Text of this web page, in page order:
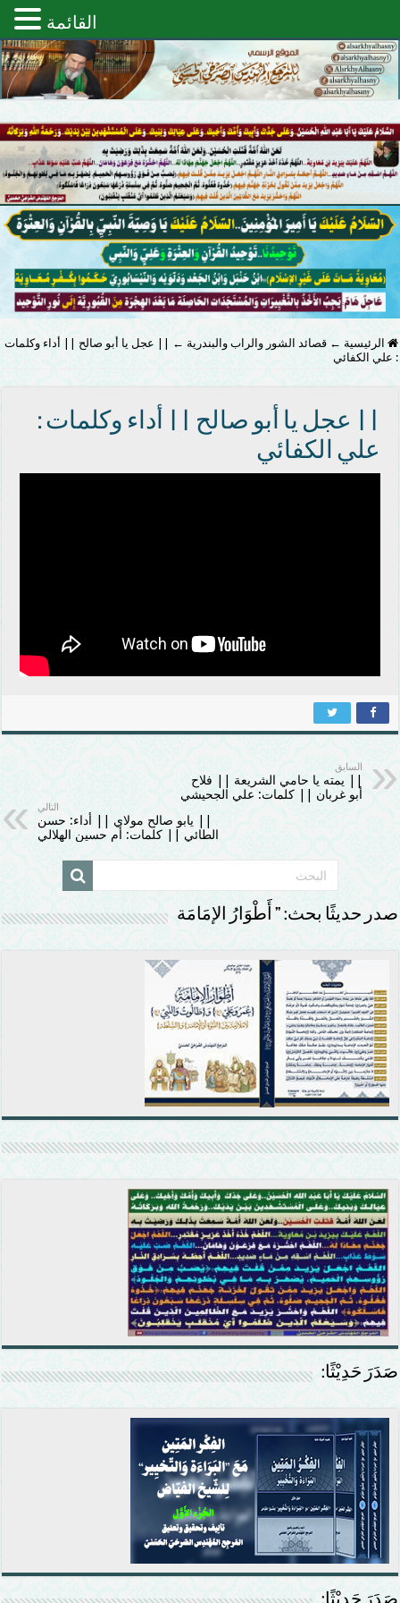
الرئيسية ← قصائد الشور والراب والبندرية ←
|| عجل يا أبو صالح || أداء وكلمات
: علي الكفائي
|| عجل يا أبو صالح || أداء وكلمات :
علي الكفائي
السابق
|| يمته يا حامي الشريعة || فلاح
أبو غربان || كلمات: علي الجحيشي
التالي
|| يابو صالح مولاي || أداء: حسن
الطائي || كلمات: أم حسين الهلالي
صدر حديثًا بحث: ” أَطْوَارُ الإمَامَة
صَدَرَ حَدِيْثًا:
القائمة